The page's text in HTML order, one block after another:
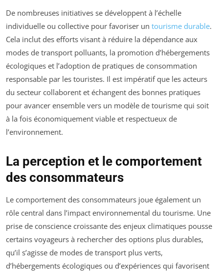
De nombreuses initiatives se développent à l’échelle
individuelle ou collective pour favoriser un tourisme durable.
Cela inclut des efforts visant à réduire la dépendance aux
modes de transport polluants, la promotion d’hébergements
écologiques et l’adoption de pratiques de consommation
responsable par les touristes. Il est impératif que les acteurs
du secteur collaborent et échangent des bonnes pratiques
pour avancer ensemble vers un modèle de tourisme qui soit
à la fois économiquement viable et respectueux de
l’environnement.
La perception et le comportement
des consommateurs
Le comportement des consommateurs joue également un
rôle central dans l’impact environnemental du tourisme. Une
prise de conscience croissante des enjeux climatiques pousse
certains voyageurs à rechercher des options plus durables,
qu’il s’agisse de modes de transport plus verts,
d’hébergements écologiques ou d’expériences qui favorisent